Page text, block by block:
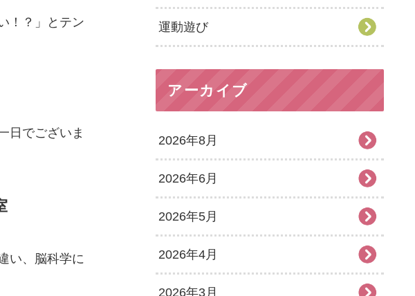
！？」とテン
日でございま
い、脳科学に
運動遊び
アーカイブ
2026年8月
2026年6月
2026年5月
2026年4月
2026年3月